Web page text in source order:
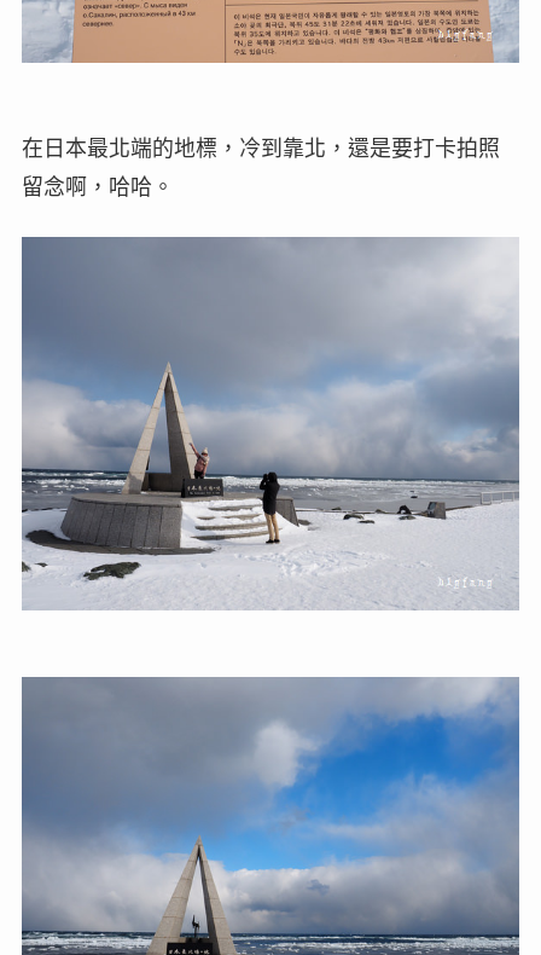
在日本最北端的地標，冷到靠北，還是要打卡拍照
留念啊，哈哈。